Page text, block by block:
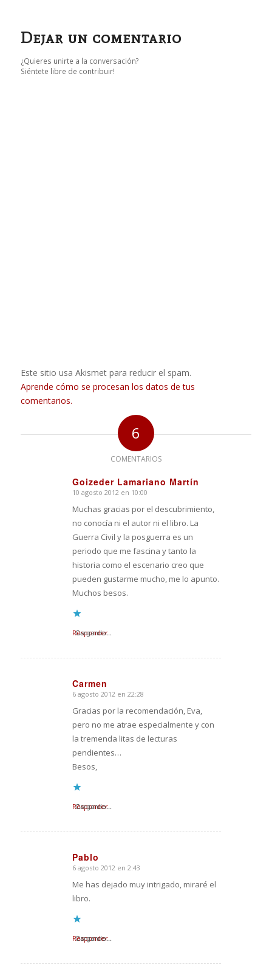
Dejar un comentario
¿Quieres unirte a la conversación?
Siéntete libre de contribuir!
Este sitio usa Akismet para reducir el spam.
Aprende cómo se procesan los datos de tus
comentarios.
6
COMENTARIOS
Goizeder Lamariano Martín
Dice:
10 agosto 2012 en 10:00
Muchas gracias por el descubrimiento,
no conocía ni el autor ni el libro. La
Guerra Civil y la posguerra es un
periodo que me fascina y tanto la
historia como el escenario creo que
pueden gustarme mucho, me lo apunto.
Muchos besos.
Cargando...
Responder
Carmen
Dice:
6 agosto 2012 en 22:28
Gracias por la recomendación, Eva,
pero no me atrae especialmente y con
la tremenda litas de lecturas
pendientes…
Besos,
Cargando...
Responder
Pablo
Dice:
6 agosto 2012 en 2:43
Me has dejado muy intrigado, miraré el
libro.
Cargando...
Responder